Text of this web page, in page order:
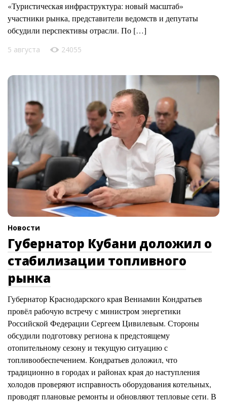
«Туристическая инфраструктура: новый масштаб»
участники рынка, представители ведомств и депутаты
обсудили перспективы отрасли. По […]
5 августа 24055
Новости
Губернатор Кубани доложил о
стабилизации топливного
рынка
Губернатор Краснодарского края Вениамин Кондратьев
провёл рабочую встречу с министром энергетики
Российской Федерации Сергеем Цивилевым. Стороны
обсудили подготовку региона к предстоящему
отопительному сезону и текущую ситуацию с
топливообеспечением. Кондратьев доложил, что
традиционно в городах и районах края до наступления
холодов проверяют исправность оборудования котельных,
проводят плановые ремонты и обновляют тепловые сети. В